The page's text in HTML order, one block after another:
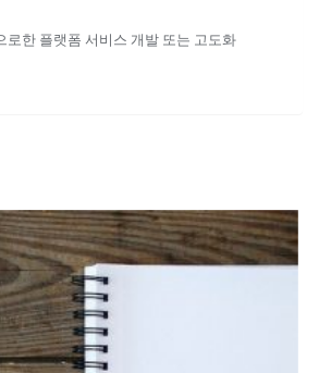
로한 플랫폼 서비스 개발 또는 고도화